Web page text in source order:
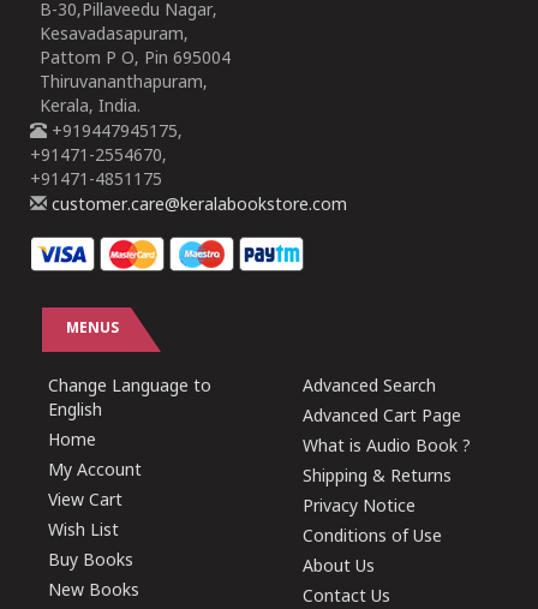
B-30,Pillaveedu Nagar,
Kesavadasapuram,
Pattom P O, Pin 695004
Thiruvananthapuram,
Kerala, India.
+919447945175,
+91471-2554670,
+91471-4851175
customer.care@keralabookstore.com
MENUS
Change Language to
English
Home
My Account
View Cart
Wish List
Buy Books
New Books
Advanced Search
Advanced Cart Page
What is Audio Book ?
Shipping & Returns
Privacy Notice
Conditions of Use
About Us
Contact Us